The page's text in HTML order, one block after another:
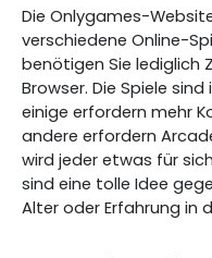
Die Onlygames-
verschiedene Online-
benötigen Sie lediglich
Browser. Die Spiele
einige erfordern mehr
andere erfordern
wird jeder etwas für
sind eine tolle Idee
Alter oder Erfahrung in